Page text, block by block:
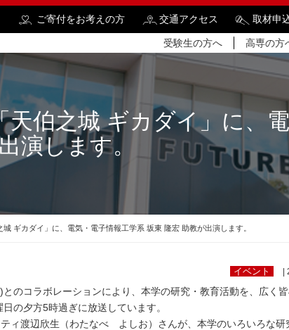
ご寄付をお考えの方 交通アクセス 取材申
受験生の方へ 高専の方
検索結
天伯之城 ギカダイ」に、
演します。
城 ギカダイ」に、電気・電子情報工学系 坂東 隆宏 助教が出演します。
イベント |
のコラボレーションにより、本学の研究・教育活動を、広く
の夕方5時過ぎに放送しています。
ィ渡辺欣生（わたなべ よしお）さんが、本学のいろいろな研